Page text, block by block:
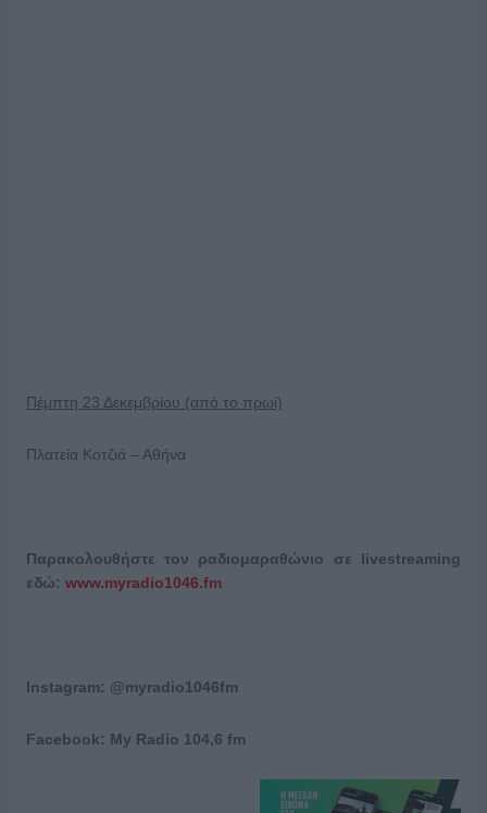
Πέμπτη 23 Δεκεμβρίου (από το πρωί)
Πλατεία Κοτζιά – Αθήνα
Παρακολουθήστε τον ραδιομαραθώνιο σε livestreaming
εδώ: www.myradio1046.fm
Instagram: @myradio1046fm
Facebook: My Radio 104,6 fm